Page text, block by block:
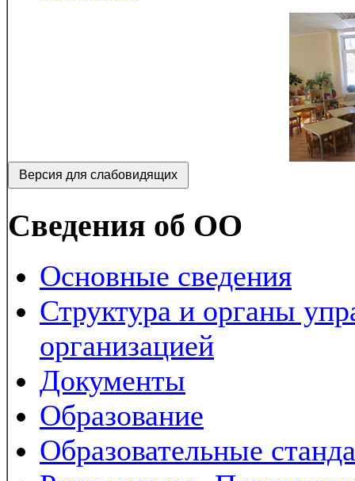
Версия для слабовидящих
Сведения об ОО
Основные сведения
Структура и органы
организацией
Документы
Образование
Образовательные